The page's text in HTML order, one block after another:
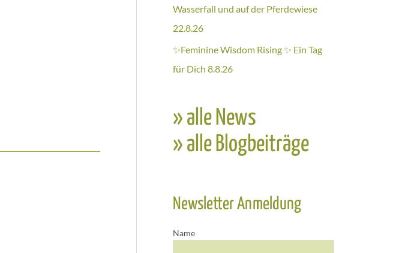
Wasserfall und auf der Pferdewiese
22.8.26
✨Feminine Wisdom Rising ✨ Ein Tag
für Dich 8.8.26
» alle News
» alle Blogbeiträge
Newsletter Anmeldung
Name